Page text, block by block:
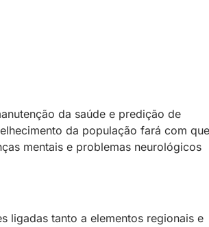
da saúde e predição de
da população fará com que
mentais e problemas neurológicos
ligadas tanto a elementos regionais e